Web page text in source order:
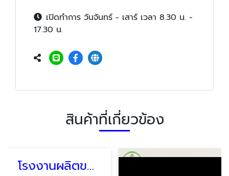
เปิดทำการ วันจันทร์ - เสาร์ เวลา 8.30 น. -
17.30 น.
สินค้าที่เกี่ยวข้อง
โรงงานผลิตของพรีเมี่ยม ของที่ระลึก ประเภทไดอารี่ สมุดโน้ตและแพลนเนอร์